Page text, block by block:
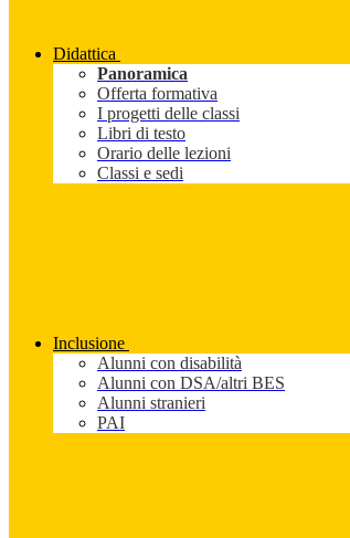
Didattica
Panoramica
Offerta formativa
I progetti delle classi
Libri di testo
Orario delle lezioni
Classi e sedi
Inclusione
Alunni con disabilità
Alunni con DSA/altri BES
Alunni stranieri
PAI